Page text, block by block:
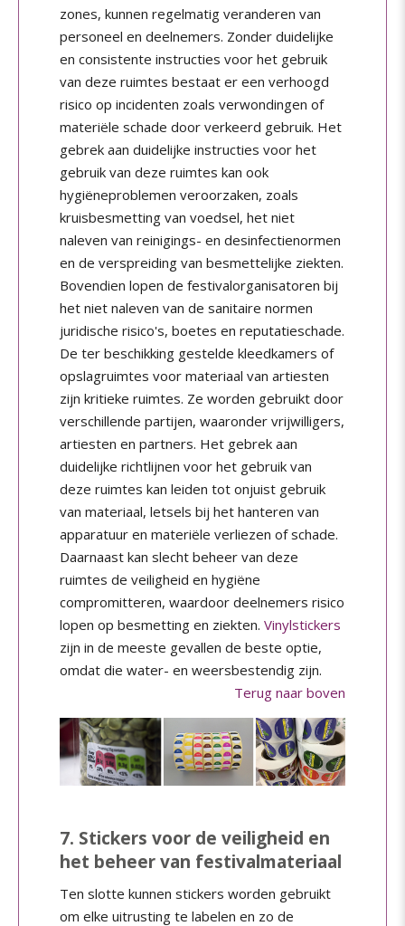
zones, kunnen regelmatig veranderen van
personeel en deelnemers. Zonder duidelijke
en consistente instructies voor het gebruik
van deze ruimtes bestaat er een verhoogd
risico op incidenten zoals verwondingen of
materiële schade door verkeerd gebruik. Het
gebrek aan duidelijke instructies voor het
gebruik van deze ruimtes kan ook
hygiëneproblemen veroorzaken, zoals
kruisbesmetting van voedsel, het niet
naleven van reinigings- en desinfectienormen
en de verspreiding van besmettelijke ziekten.
Bovendien lopen de festivalorganisatoren bij
het niet naleven van de sanitaire normen
juridische risico's, boetes en reputatieschade.
De ter beschikking gestelde kleedkamers of
opslagruimtes voor materiaal van artiesten
zijn kritieke ruimtes. Ze worden gebruikt door
verschillende partijen, waaronder vrijwilligers,
artiesten en partners. Het gebrek aan
duidelijke richtlijnen voor het gebruik van
deze ruimtes kan leiden tot onjuist gebruik
van materiaal, letsels bij het hanteren van
apparatuur en materiële verliezen of schade.
Daarnaast kan slecht beheer van deze
ruimtes de veiligheid en hygiëne
compromitteren, waardoor deelnemers risico
lopen op besmetting en ziekten. Vinylstickers
zijn in de meeste gevallen de beste optie,
omdat die water- en weersbestendig zijn.
Terug naar boven
7. Stickers voor de veiligheid en
het beheer van festivalmateriaal
Ten slotte kunnen stickers worden gebruikt
om elke uitrusting te labelen en zo de